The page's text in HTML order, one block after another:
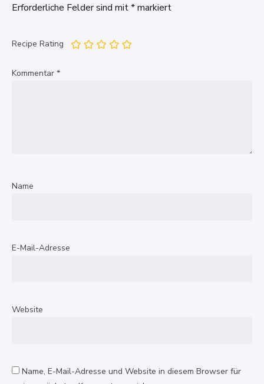
Erforderliche Felder sind mit*markiert
Recipe Rating
Kommentar *
Name
E-Mail-Adresse
Website
Name, E-Mail-Adresse und Website in diesem Browser für